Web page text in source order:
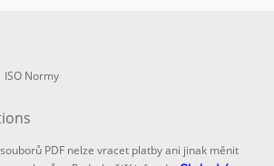
ISO Normy
PDF nelze vracet platby ani jinak měnit